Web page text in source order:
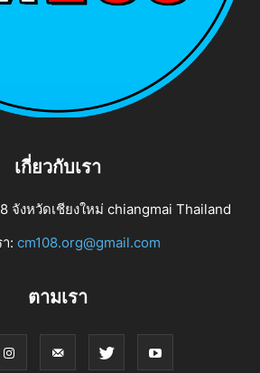
เกี่ยวกับเรา
จังหวัดเชียงใหม่ chiangmai Thailand
: cm108.org@gmail.com
ตามเรา